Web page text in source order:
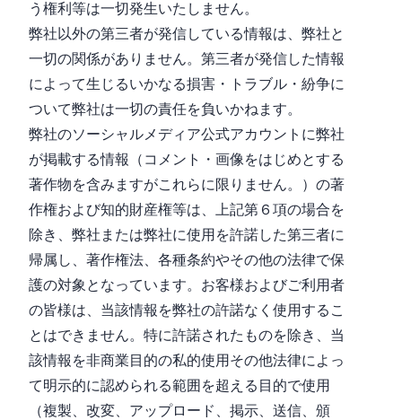
う権利等は一切発生いたしません。
弊社以外の第三者が発信している情報は、弊社と
一切の関係がありません。第三者が発信した情報
によって生じるいかなる損害・トラブル・紛争に
ついて弊社は一切の責任を負いかねます。
弊社のソーシャルメディア公式アカウントに弊社
が掲載する情報（コメント・画像をはじめとする
著作物を含みますがこれらに限りません。）の著
作権および知的財産権等は、上記第６項の場合を
除き、弊社または弊社に使用を許諾した第三者に
帰属し、著作権法、各種条約やその他の法律で保
護の対象となっています。お客様およびご利用者
の皆様は、当該情報を弊社の許諾なく使用するこ
とはできません。特に許諾されたものを除き、当
該情報を非商業目的の私的使用その他法律によっ
て明示的に認められる範囲を超える目的で使用
（複製、改変、アップロード、掲示、送信、頒